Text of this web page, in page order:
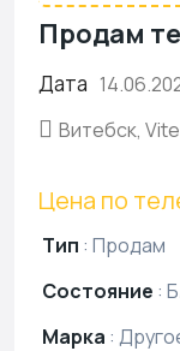
Продам
Дата
Витебск,
Цена по
Тип : Продам
Состояние :
Марка :